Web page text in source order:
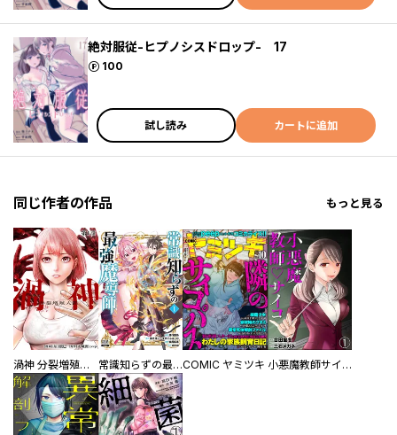
絶対服従-ヒプノシスドロップ- 17
100
ポイント
試し読み カートに追加
同じ作者の作品 もっと見る
渦神 分裂増殖人間 分冊版 常識知らずの最強魔導師COMIC ヤミツキ 小悪魔教師サイコ（分冊版）